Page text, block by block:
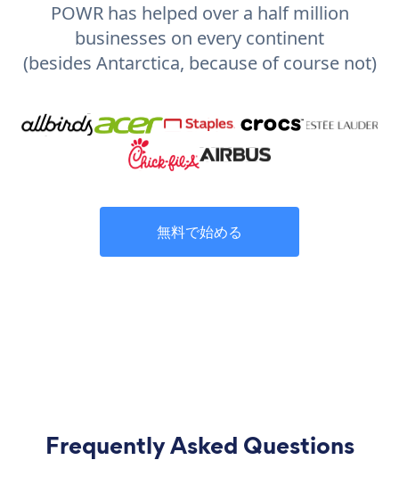
POWR has helped over a half million
businesses on every continent
(besides Antarctica, because of course not)
無料で始める
Frequently Asked Questions